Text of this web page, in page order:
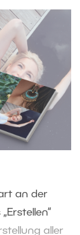
an der
aller